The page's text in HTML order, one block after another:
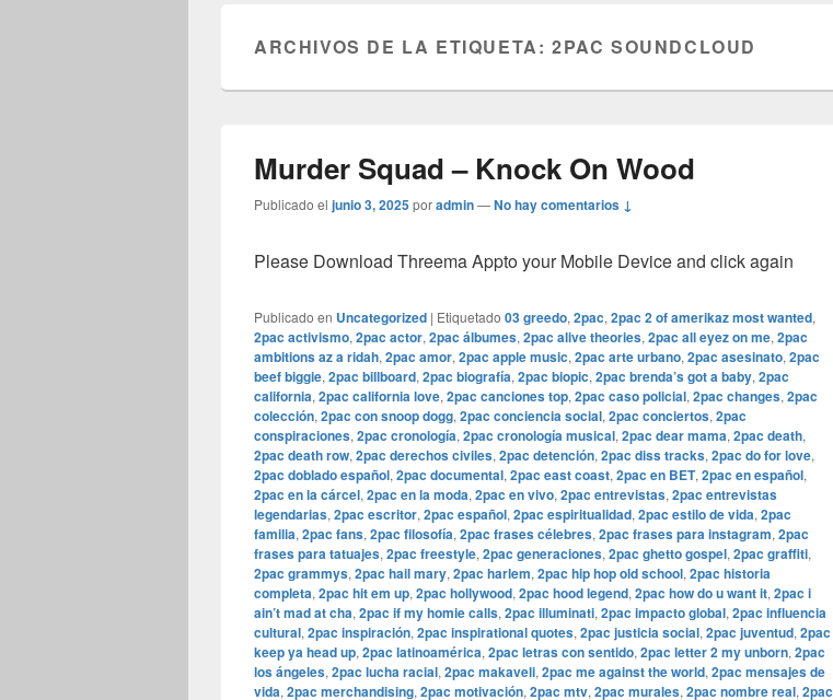
ARCHIVOS DE LA ETIQUETA:2PAC SOUNDCLOUD
Murder Squad – Knock On Wood
Publicado el junio 3, 2025poradmin—No hay comentarios ↓
Please Download Threema Appto your Mobile Device and click again
Publicado en Uncategorized | Etiquetado 03 greedo, 2pac, 2pac 2 of amerikaz most wanted,
2pac activismo, 2pac actor, 2pac álbumes, 2pac alive theories, 2pac all eyez on me, 2pac
ambitions az a ridah, 2pac amor, 2pac apple music, 2pac arte urbano, 2pac asesinato, 2pac
beef biggie, 2pac billboard, 2pac biografía, 2pac biopic, 2pac brenda’s got a baby, 2pac
california, 2pac california love, 2pac canciones top, 2pac caso policial, 2pac changes, 2pac
colección, 2pac con snoop dogg, 2pac conciencia social, 2pac conciertos, 2pac
conspiraciones, 2pac cronología, 2pac cronología musical, 2pac dear mama, 2pac death,
2pac death row, 2pac derechos civiles, 2pac detención, 2pac diss tracks, 2pac do for love,
2pac doblado español, 2pac documental, 2pac east coast, 2pac en BET, 2pac en español,
2pac en la cárcel, 2pac en la moda, 2pac en vivo, 2pac entrevistas, 2pac entrevistas
legendarias, 2pac escritor, 2pac español, 2pac espiritualidad, 2pac estilo de vida, 2pac
familia, 2pac fans, 2pac filosofía, 2pac frases célebres, 2pac frases para instagram, 2pac
frases para tatuajes, 2pac freestyle, 2pac generaciones, 2pac ghetto gospel, 2pac graffiti,
2pac grammys, 2pac hail mary, 2pac harlem, 2pac hip hop old school, 2pac historia
completa, 2pac hit em up, 2pac hollywood, 2pac hood legend, 2pac how do u want it, 2pac i
ain’t mad at cha, 2pac if my homie calls, 2pac illuminati, 2pac impacto global, 2pac influencia
cultural, 2pac inspiración, 2pac inspirational quotes, 2pac justicia social, 2pac juventud, 2pac
keep ya head up, 2pac latinoamérica, 2pac letras con sentido, 2pac letter 2 my unborn, 2pac
los ángeles, 2pac lucha racial, 2pac makaveli, 2pac me against the world, 2pac mensajes de
vida, 2pac merchandising, 2pac motivación, 2pac mtv, 2pac murales, 2pac nombre real, 2pac